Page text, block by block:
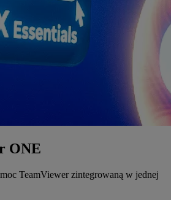
ONE
TeamViewer zintegrowaną w jednej